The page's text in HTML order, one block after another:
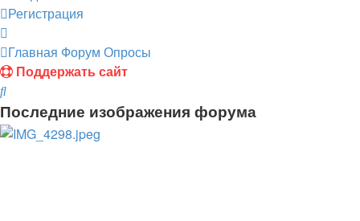
Регистрация
Главная Форум Опросы
Поддержать сайт
Поиск
Последние изображения форума